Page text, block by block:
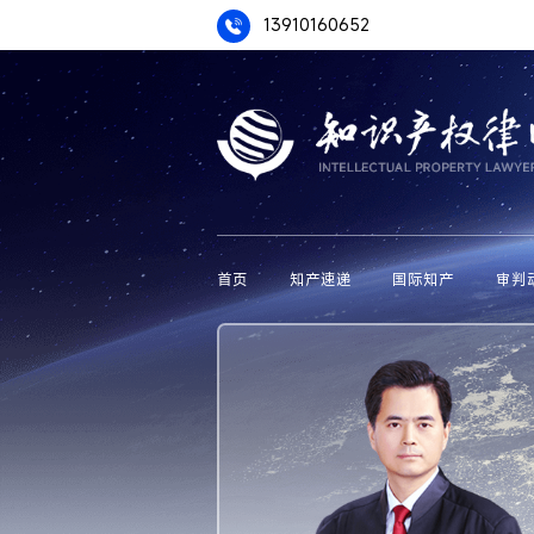
13910160652
首页 知产速递 国际知产 审判